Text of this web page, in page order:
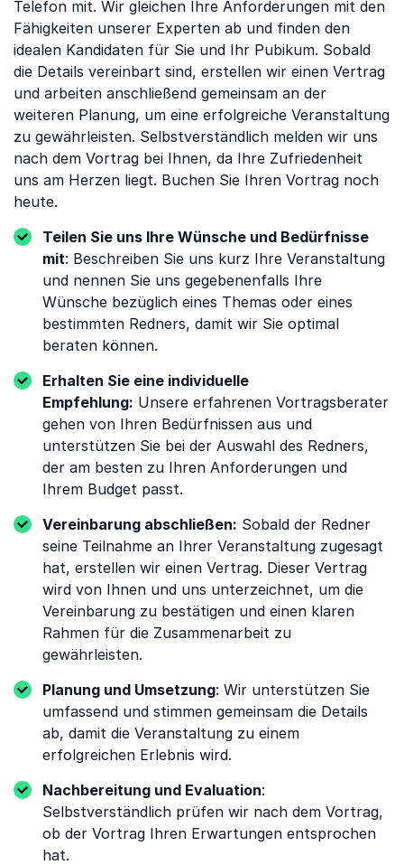
Telefon mit. Wir gleichen Ihre Anforderungen mit den
Fähigkeiten unserer Experten ab und finden den
idealen Kandidaten für Sie und Ihr Pubikum. Sobald
die Details vereinbart sind, erstellen wir einen Vertrag
und arbeiten anschließend gemeinsam an der
weiteren Planung, um eine erfolgreiche Veranstaltung
zu gewährleisten. Selbstverständlich melden wir uns
nach dem Vortrag bei Ihnen, da Ihre Zufriedenheit
uns am Herzen liegt. Buchen Sie Ihren Vortrag noch
heute.
Teilen Sie uns Ihre Wünsche und Bedürfnisse
mit: Beschreiben Sie uns kurz Ihre Veranstaltung
und nennen Sie uns gegebenenfalls Ihre
Wünsche bezüglich eines Themas oder eines
bestimmten Redners, damit wir Sie optimal
beraten können.
Erhalten Sie eine individuelle
Empfehlung: Unsere erfahrenen Vortragsberater
gehen von Ihren Bedürfnissen aus und
unterstützen Sie bei der Auswahl des Redners,
der am besten zu Ihren Anforderungen und
Ihrem Budget passt.
Vereinbarung abschließen: Sobald der Redner
seine Teilnahme an Ihrer Veranstaltung zugesagt
hat, erstellen wir einen Vertrag. Dieser Vertrag
wird von Ihnen und uns unterzeichnet, um die
Vereinbarung zu bestätigen und einen klaren
Rahmen für die Zusammenarbeit zu
gewährleisten.
Planung und Umsetzung: Wir unterstützen Sie
umfassend und stimmen gemeinsam die Details
ab, damit die Veranstaltung zu einem
erfolgreichen Erlebnis wird.
Nachbereitung und Evaluation:
Selbstverständlich prüfen wir nach dem Vortrag,
ob der Vortrag Ihren Erwartungen entsprochen
hat.